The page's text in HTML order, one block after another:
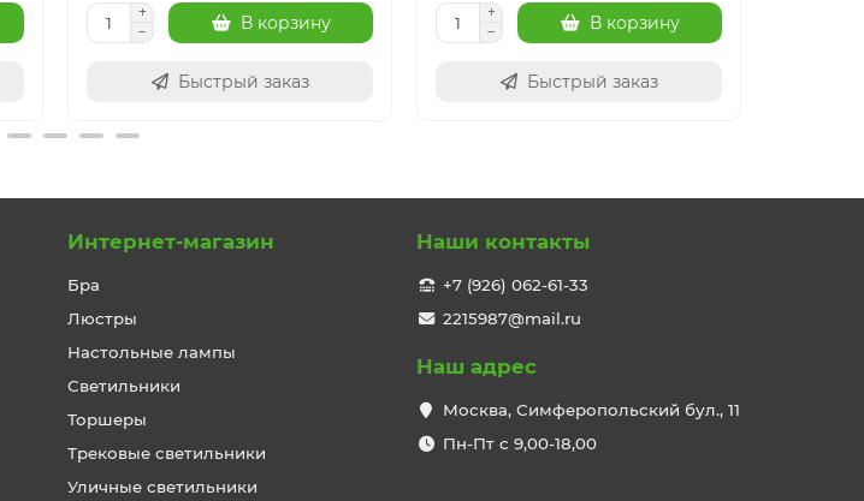
В корзину
Быстрый заказ
В корзину
Быстрый заказ
Интернет-магазин
Бра
Люстры
Настольные лампы
Светильники
Торшеры
Трековые светильники
Уличные светильники
Наши контакты
+7 (926) 062-61-33
2215987@mail.ru
Наш адрес
Москва, Симферопольский бул., 11
Пн-Пт с 9,00-18,00